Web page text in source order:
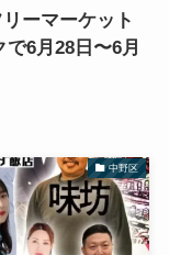
ーマーケット
6月28日〜6月
中野区